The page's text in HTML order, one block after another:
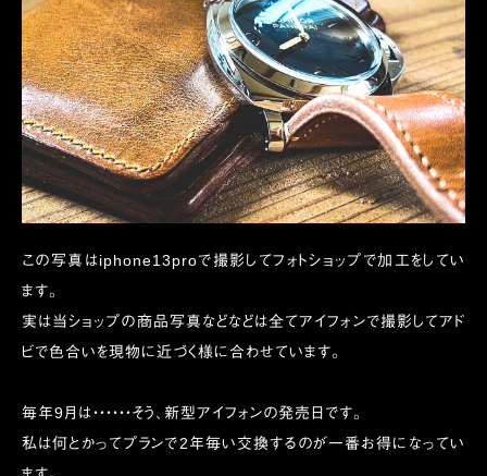
この写真はiphone13proで撮影してフォトショップで加工をしてい
ます。
実は当ショップの商品写真などなどは全てアイフォンで撮影してアド
ビで色合いを現物に近づく様に合わせています。
毎年9月は・・・・・・そう、新型アイフォンの発売日です。
私は何とかってプランで2年毎い交換するのが一番お得になってい